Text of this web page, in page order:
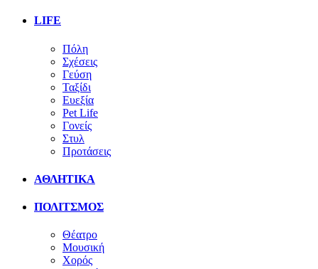
LIFE
Πόλη
Σχέσεις
Γεύση
Ταξίδι
Ευεξία
Pet Life
Γονείς
Στυλ
Προτάσεις
ΑΘΛΗΤΙΚΑ
ΠΟΛΙΤΣΜΟΣ
Θέατρο
Μουσική
Χορός